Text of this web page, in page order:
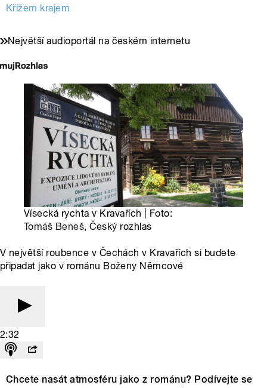
Křížem krajem
Největší audioportál na českém internetu
Vísecká rychta v Kravařích | Foto:
Tomáš Beneš, Český rozhlas
V největší roubence v Čechách v Kravařích si budete
připadat jako v románu Boženy Němcové
2:32
Chcete nasát atmosféru jako z románu? Podívejte se